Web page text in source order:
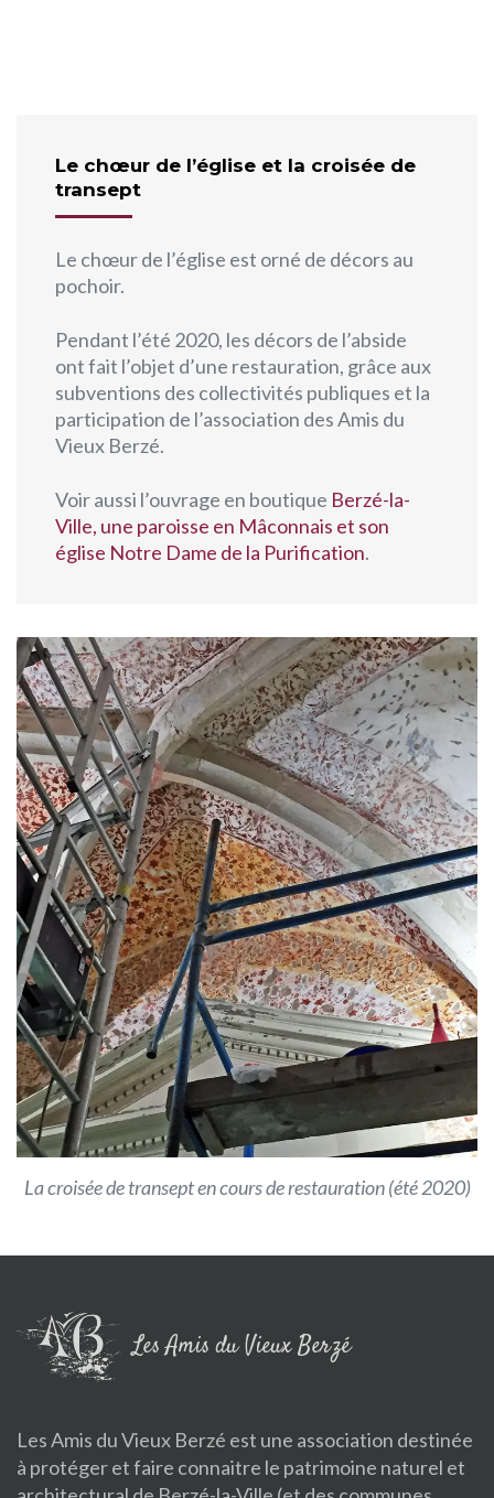
Le chœur de l’église et la croisée de
transept
Le chœur de l’église est orné de décors au
pochoir.
Pendant l’été 2020, les décors de l’abside
ont fait l’objet d’une restauration, grâce aux
subventions des collectivités publiques et la
participation de l’association des Amis du
Vieux Berzé.
Voir aussi l’ouvrage en boutique Berzé-la-
Ville, une paroisse en Mâconnais et son
église Notre Dame de la Purification.
La croisée de transept en cours de restauration (été 2020)
Les Amis du Vieux Berzé
Les Amis du Vieux Berzé est une association destinée
à protéger et faire connaitre le patrimoine naturel et